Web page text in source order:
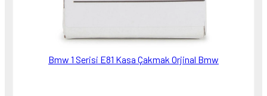
Bmw 1 Serisi E81 Kasa Çakmak Orjinal Bmw